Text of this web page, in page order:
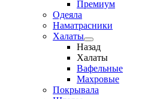
Премиум
Одеяла
Наматрасники
Халаты
Назад
Халаты
Вафельные
Махровые
Покрывала